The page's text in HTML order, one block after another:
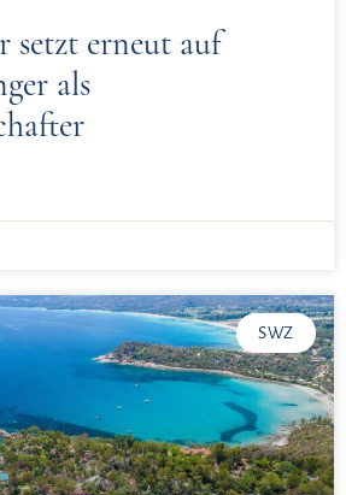
setzt erneut auf
als
SWZ